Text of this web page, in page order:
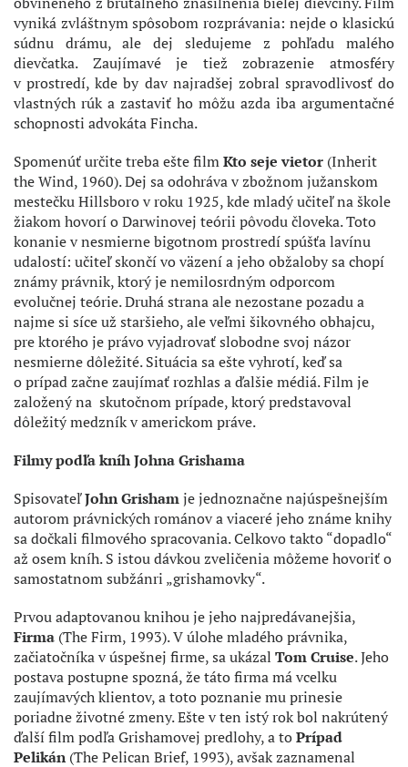
vyniká zvláštnym spôsobom rozprávania: nejde o klasickú
súdnu drámu, ale dej sledujeme z pohľadu malého
dievčatka. Zaujímavé je tiež zobrazenie atmosféry
v prostredí, kde by dav najradšej zobral spravodlivosť do
vlastných rúk a zastaviť ho môžu azda iba argumentačné
schopnosti advokáta Fincha.
Spomenúť určite treba ešte filmKto seje vietor (Inherit
the Wind, 1960). Dej sa odohráva v zbožnom južanskom
mestečku Hillsboro v roku 1925, kde mladý učiteľ na škole
žiakom hovorí o Darwinovej teórii pôvodu človeka. Toto
konanie v nesmierne bigotnom prostredí spúšťa lavínu
udalostí: učiteľ skončí vo väzení a jeho obžaloby sa chopí
známy právnik, ktorý je nemilosrdným odporcom
evolučnej teórie. Druhá strana ale nezostane pozadu a
najme si síce už staršieho, ale veľmi šikovného obhajcu,
pre ktorého je právo vyjadrovať slobodne svoj názor
nesmierne dôležité. Situácia sa ešte vyhrotí, keď sa
o prípad začne zaujímať rozhlas a ďalšie médiá. Film je
založený na skutočnom prípade, ktorý predstavoval
dôležitý medzník v americkom práve.
Filmy podľa kníh Johna Grishama
SpisovateľJohn Grishamje jednoznačne najúspešnejším
autorom právnických románov a viaceré jeho známe knihy
sa dočkali filmového spracovania. Celkovo takto “dopadlo“
až osem kníh. S istou dávkou zveličenia môžeme hovoriť o
samostatnom subžánri „grishamovky“.
Prvou adaptovanou knihou je jeho najpredávanejšia,
Firma (The Firm, 1993). V úlohe mladého právnika,
začiatočníka v úspešnej firme, sa ukázal Tom Cruise. Jeho
postava postupne spozná, že táto firma má vcelku
zaujímavých klientov, a toto poznanie mu prinesie
poriadne životné zmeny. Ešte v ten istý rok bol nakrútený
ďalší film podľa Grishamovej predlohy, a toPrípad
Pelikán(The Pelican Brief, 1993), avšak zaznamenal